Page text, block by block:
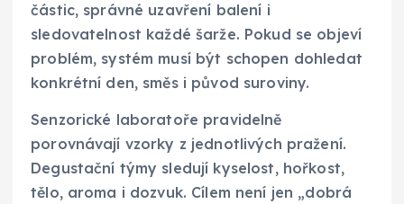
částic, správné uzavření balení i
sledovatelnost každé šarže. Pokud se objeví
problém, systém musí být schopen dohledat
konkrétní den, směs i původ suroviny.
Senzorické laboratoře pravidelně
porovnávají vzorky z jednotlivých pražení.
Degustační týmy sledují kyselost, hořkost,
tělo, aroma i dozvuk. Cílem není jen „dobrá